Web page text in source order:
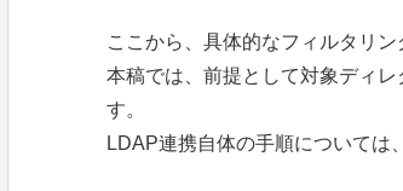
ここから、具体的なフィルタリ
本稿では、前提として対象ディ
す。
LDAP連携自体の手順については